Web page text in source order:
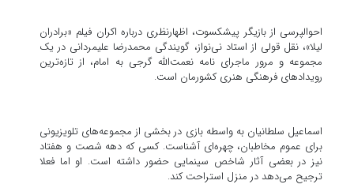
احوالپرسی از بازیگر پیشکسوت، اظهارنظری درباره اکران فیلم «برادران
لیلا»، نقل قولی از استاد نی‌نواز، گویندگی محمدرضا علیمردانی در یک
مجموعه و مرور ماجرای نامه نعمت‌الله گرجی به امام، از تازه‌ترین
رویدادهای فرهنگی هنری کشورمان است.
اسماعیل سلطانیان به واسطه بازی در بخشی از مجموعه‌های تلویزیونی
برای عموم مخاطبان، چهره‌ای آشناست. کسی که دهه شصت و هفتاد
نیز در بعضی آثار شاخص سینمایی حضور داشته است. او اما فعلا
ترجیح می‌دهد در منزل استراحت کند.